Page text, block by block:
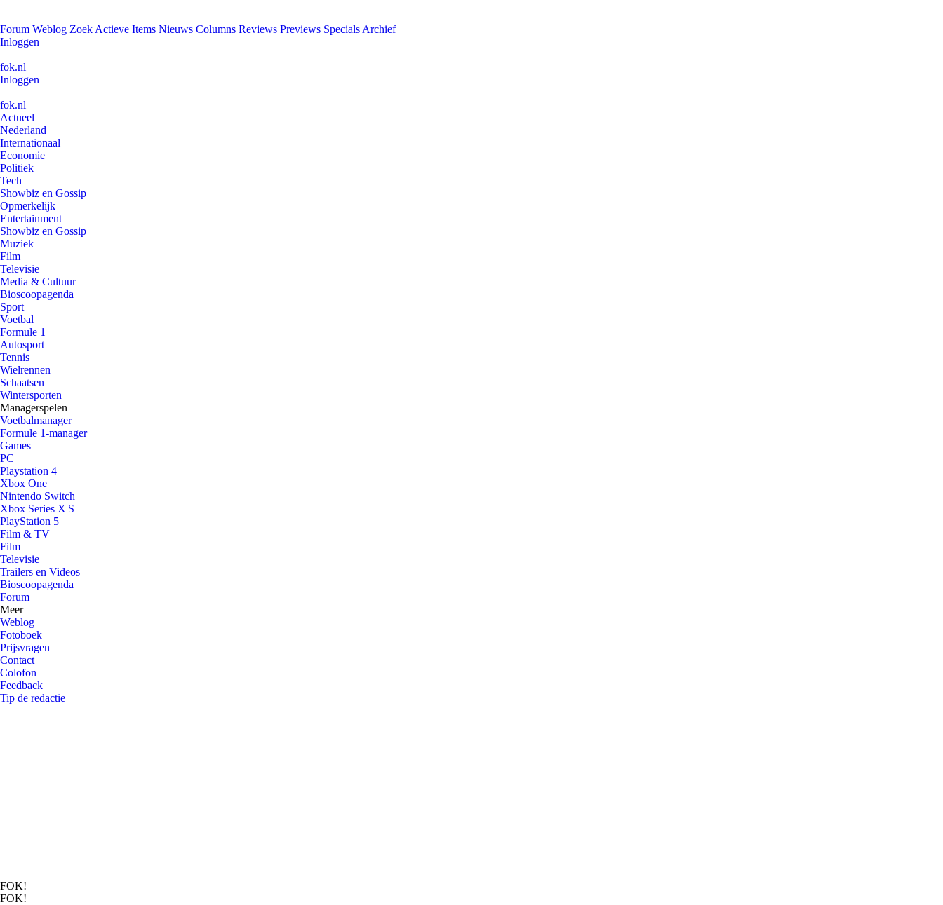
Forum Weblog Zoek Actieve Items Nieuws Columns Reviews Previews Specials Archief
Inloggen
fok.nl
Inloggen
fok.nl
Actueel
Nederland
Internationaal
Economie
Politiek
Tech
Showbiz en Gossip
Opmerkelijk
Entertainment
Showbiz en Gossip
Muziek
Film
Televisie
Media & Cultuur
Bioscoopagenda
Sport
Voetbal
Formule 1
Autosport
Tennis
Wielrennen
Schaatsen
Wintersporten
Managerspelen
Voetbalmanager
Formule 1-manager
Games
PC
Playstation 4
Xbox One
Nintendo Switch
Xbox Series X|S
PlayStation 5
Film & TV
Film
Televisie
Trailers en Videos
Bioscoopagenda
Forum
Meer
Weblog
Fotoboek
Prijsvragen
Contact
Colofon
Feedback
Tip de redactie
FOK!
FOK!